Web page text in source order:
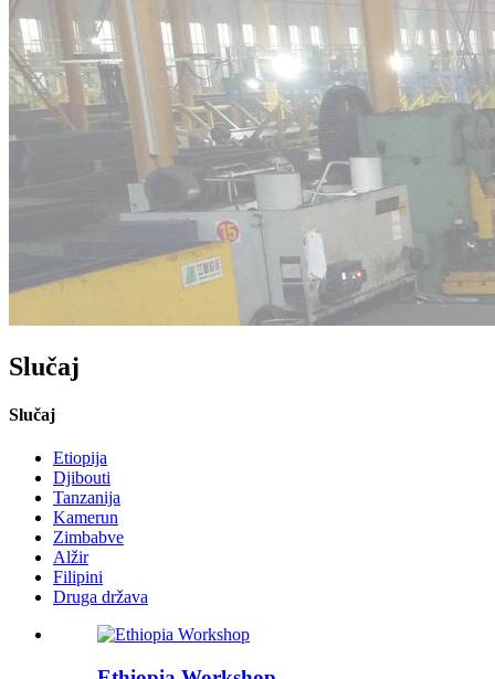
Slučaj
Slučaj
Etiopija
Djibouti
Tanzanija
Kamerun
Zimbabve
Alžir
Filipini
Druga država